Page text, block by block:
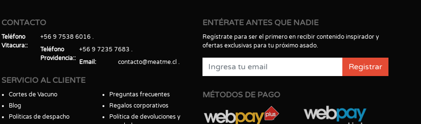
CONTACTO
Teléfono
Vitacura:
+56 9 7538 6016
Teléfono
Providencia:
+56 9 7235 7683
Email
contacto@meatme.cl
SERVICIO AL CLIENTE
Cortes de Vacuno
Blog
Políticas de despacho
Preguntas frecuentes
Regalos corporativos
Política de devoluciones y
ENTÉRATE ANTES QUE NADIE
Regístrate para ser el primero en recibir contenido inspirador y
ofertas exclusivas para tu próximo asado.
Registrar
MÉTODOS DE PAGO